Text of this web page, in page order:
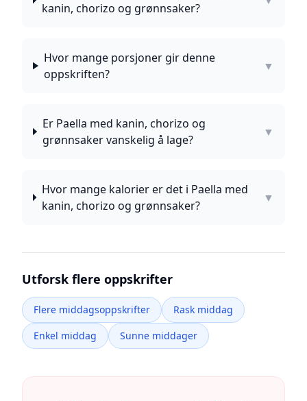
kanin, chorizo og grønnsaker?
Hvor mange porsjoner gir denne
oppskriften?
▼
Er Paella med kanin, chorizo og
grønnsaker vanskelig å lage?
▼
Hvor mange kalorier er det i Paella med
kanin, chorizo og grønnsaker?
▼
Utforsk flere oppskrifter
Flere middagsoppskrifter
Rask middag
Enkel middag
Sunne middager